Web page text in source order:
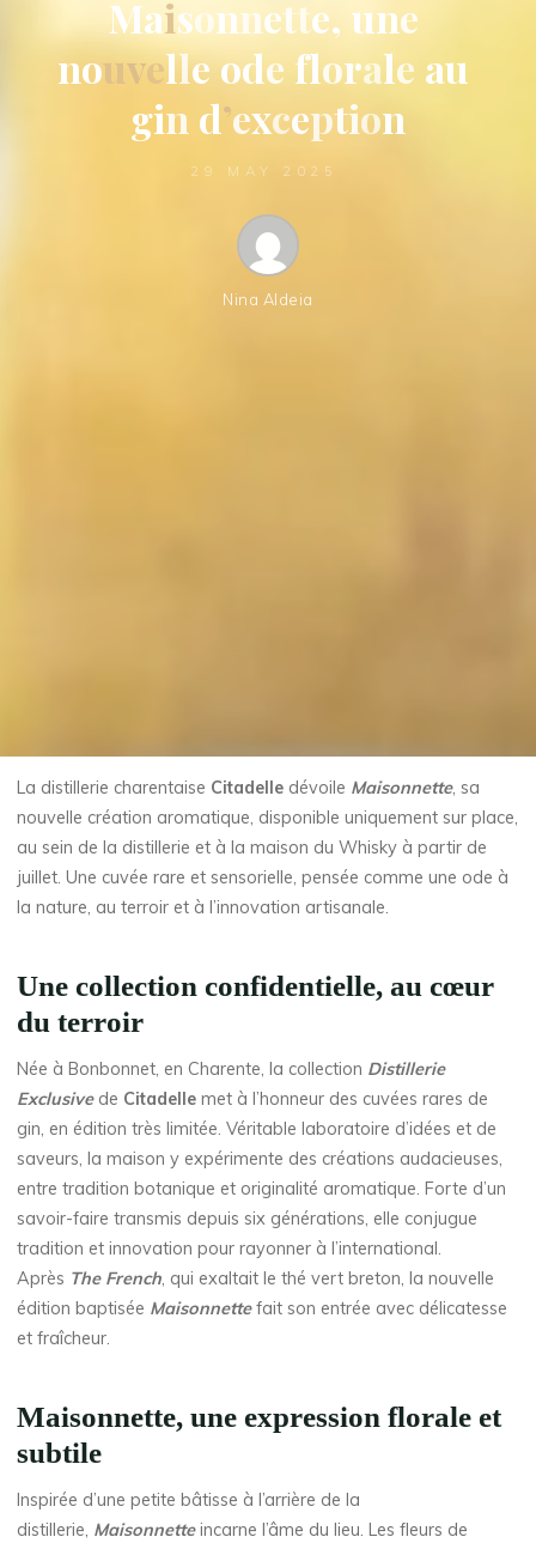
Maisonnette, une
nouvelleode florale au
gin d’exception
29 MAY 2025
Nina Aldeia
La distillerie charentaise Citadelle dévoile Maisonnette, sa
nouvelle création aromatique, disponible uniquement sur place,
au sein de la distillerie et à la maison du Whisky à partir de
juillet. Une cuvée rare et sensorielle, pensée comme une ode à
la nature, au terroir et à l’innovation artisanale.
Une collection confidentielle, au cœur
du terroir
Née à Bonbonnet, en Charente, la collection Distillerie
Exclusive de Citadelle met à l’honneur des cuvées rares de
gin, en édition très limitée. Véritable laboratoire d’idées et de
saveurs, la maison y expérimente des créations audacieuses,
entre tradition botanique et originalité aromatique. Forte d’un
savoir-faire transmis depuis six générations, elle conjugue
tradition et innovation pour rayonner à l’international.
Après The French, qui exaltait le thé vert breton, la nouvelle
édition baptisée Maisonnettefait son entrée avec délicatesse
et fraîcheur.
Maisonnette, une expression florale et
subtile
Inspirée d’une petite bâtisse à l’arrière de la
distillerie, Maisonnetteincarne l’âme du lieu. Les fleurs de